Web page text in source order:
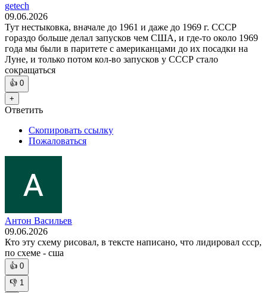
getech
09.06.2026
Тут нестыковка, вначале до 1961 и даже до 1969 г. СССР
гораздо больше делал запусков чем США, и где-то около 1969
года мы были в паритете с американцами до их посадки на
Луне, и только потом кол-во запусков у СССР стало
сокращаться
👍 0
+
Ответить
Скопировать ссылку
Пожаловаться
Антон Васильев
09.06.2026
Кто эту схему рисовал, в тексте написано, что лидировал ссср,
по схеме - сша
👍 0
👎 1